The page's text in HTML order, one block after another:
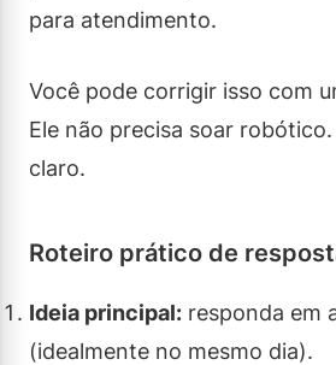
para atendimento.
Você pode corrigir isso com
Ele não precisa soar
claro.
Roteiro prático de
Ideia principal: responda em
(idealmente no mesmo dia).